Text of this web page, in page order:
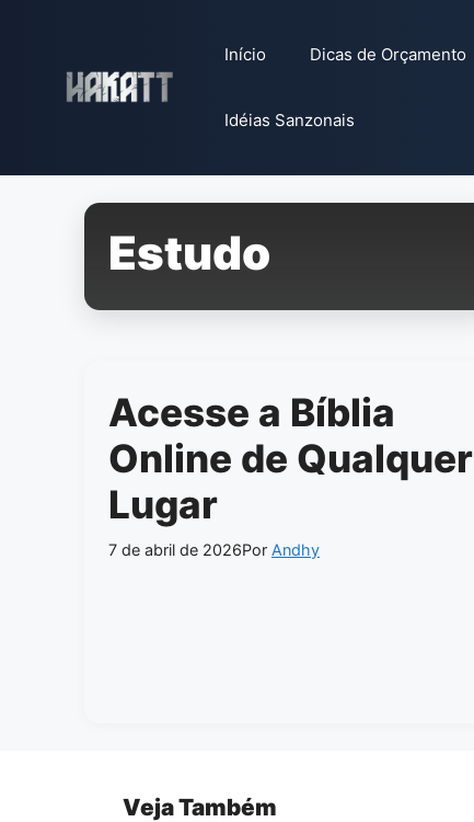
conteúdo
Início Dicas de Orçamento
Idéias Sanzonais
Estudo
Acesse a Bíblia
Online de Qualquer
Lugar
7 de abril de 2026Por Andhy
Veja Também